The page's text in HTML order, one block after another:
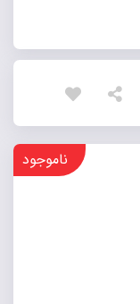
ناموجود